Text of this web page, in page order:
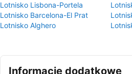
Lotnisko Lisbona-Portela
Lotnisko Barcelona-El Prat
Lotnisko Alghero
Informacje dodatkowe